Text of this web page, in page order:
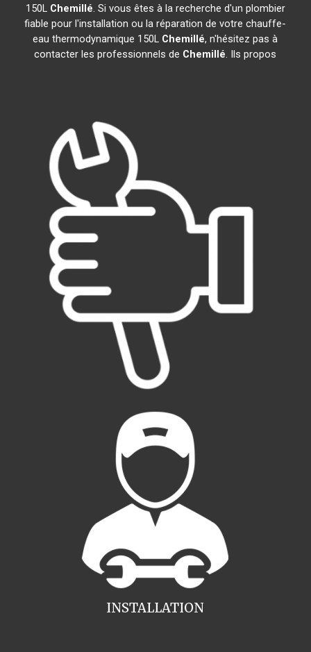
150L Chemillé. Si vous êtes à la recherche d'un plombier
fiable pour l'installation ou la réparation de votre chauffe-
eau thermodynamique 150L Chemillé, n'hésitez pas à
contacter les professionnels de Chemillé. Ils propos
INSTALLATION